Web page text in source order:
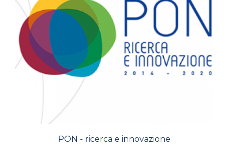
PON - ricerca e innovazione